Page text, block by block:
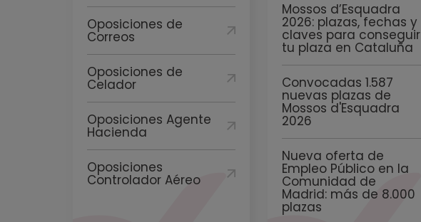
Oposiciones de
Correos
Oposiciones de
Celador
Oposiciones Agente
Hacienda
Oposiciones
Controlador Aéreo
Mossos d’Esquadra
2026: plazas, fechas y
claves para conseguir
tu plaza en Cataluña
Convocadas 1.587
nuevas plazas de
Mossos d'Esquadra
2026
Nueva oferta de
Empleo Público en la
Comunidad de
Madrid: más de 8.000
plazas